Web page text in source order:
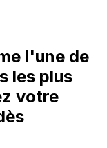
l'une de
les plus
votre